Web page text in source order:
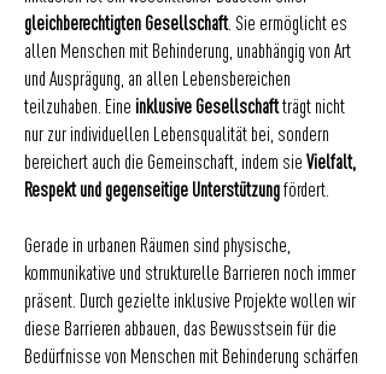
gleichberechtigten Gesellschaft. Sie ermöglicht es
allen Menschen mit Behinderung, unabhängig von Art
und Ausprägung, an allen Lebensbereichen
teilzuhaben. Eine inklusive Gesellschaftträgt nicht
nur zur individuellen Lebensqualität bei, sondern
bereichert auch die Gemeinschaft, indem sie Vielfalt,
Respekt und gegenseitige Unterstützungfördert.
Gerade in urbanen Räumen sind physische,
kommunikative und strukturelle Barrieren noch immer
präsent. Durch gezielte inklusive Projekte wollen wir
diese Barrieren abbauen, das Bewusstsein für die
Bedürfnisse von Menschen mit Behinderung schärfen